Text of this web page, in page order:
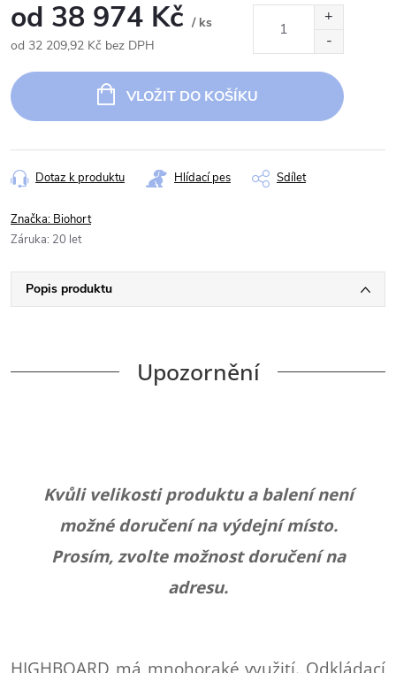
od 38 974 Kč / ks
od 32 209,92 Kč bez DPH
cena:
VLOŽIT DO KOŠÍKU
Dotaz k produktu Hlídací pes Sdílet
Značka: Biohort
Záruka: 20 let
Popis produktu
Upozornění
Kvůli velikosti produktu a balení není
možné doručení na výdejní místo.
Prosím, zvolte možnost doručení na
adresu.
HIGHBOARD má mnohoraké využití. Odkládací